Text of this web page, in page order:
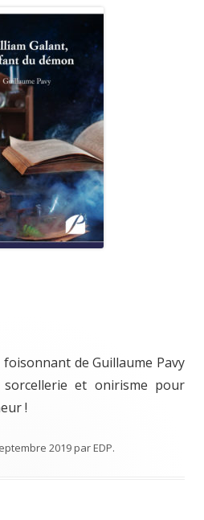
de Guillaume Pavy
et onirisme pour
!
2019parEDP.